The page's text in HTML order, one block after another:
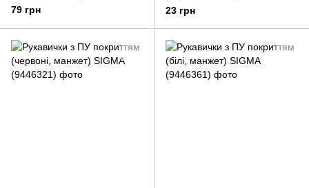
79 грн
(9446301)
23 грн